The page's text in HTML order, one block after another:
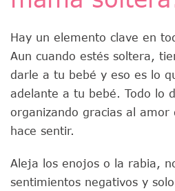
Hay un elemento clave en
Aun cuando estés soltera,
darle a tu bebé y eso es lo
adelante a tu bebé. Todo lo
organizando gracias al amor
hace sentir.
Aleja los enojos o la rabia,
sentimientos negativos y